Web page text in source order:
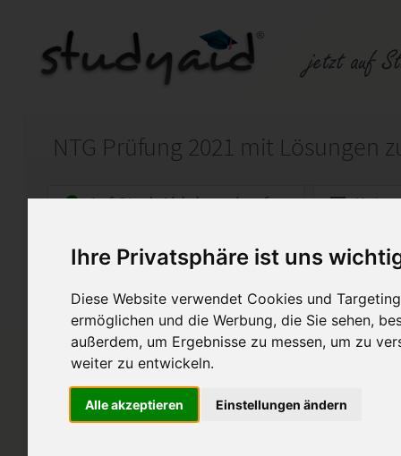
Ihre Privatsphäre ist uns
Diese Website verwendet Cookies und
ermöglichen und die Werbung, die Sie sehen,
außerdem, um Ergebnisse zu messen, um zu
weiter zu entwickeln.
Alle akzeptieren Einstellungen ändern
NTG Prüfung 2021 mit Lösungen
Auf StudyAid.de verkaufen
Startseite Handwerk
Prüfung
Prüfung von 2021 NTG zum